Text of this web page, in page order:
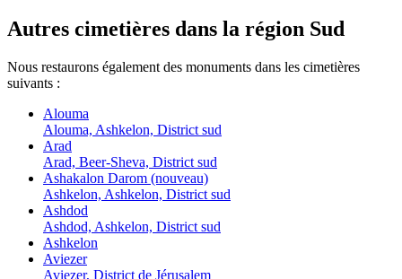
Autres cimetières dans la région Sud
Nous restaurons également des monuments dans les cimetières
suivants :
Alouma
Alouma, Ashkelon, District sud
Arad
Arad, Beer-Sheva, District sud
Ashakalon Darom (nouveau)
Ashkelon, Ashkelon, District sud
Ashdod
Ashdod, Ashkelon, District sud
Ashkelon
Aviezer
Aviezer, District de Jérusalem